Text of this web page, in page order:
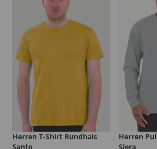
Herren T-Shirt Rundhals
Santo
Herren
Siera